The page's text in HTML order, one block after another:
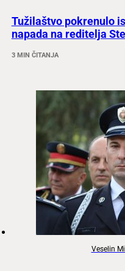
Tužilaštvo pokrenulo
napada na reditelja
3 MIN ČITANJA
Veselin